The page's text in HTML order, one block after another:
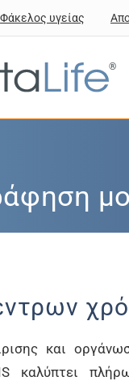
Φάκελος υγείας
®
και
καλύπτει